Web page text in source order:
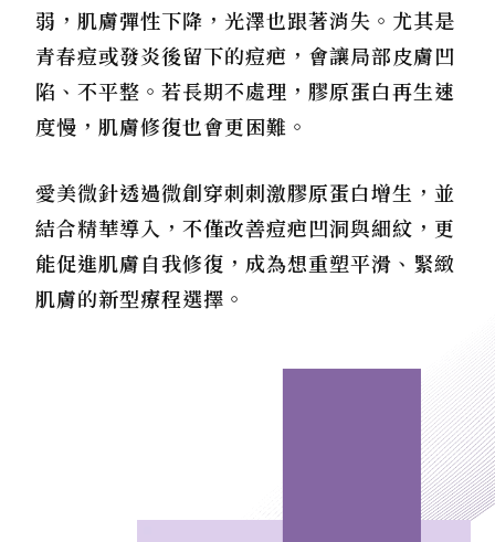
弱，肌膚彈性下降，光澤也跟著消失。尤其是
青春痘或發炎後留下的痘疤，會讓局部皮膚凹
陷、不平整。若長期不處理，膠原蛋白再生速
度慢，肌膚修復也會更困難。
愛美微針透過微創穿刺刺激膠原蛋白增生，並
結合精華導入，不僅改善痘疤凹洞與細紋，更
能促進肌膚自我修復，成為想重塑平滑、緊緻
肌膚的新型療程選擇。